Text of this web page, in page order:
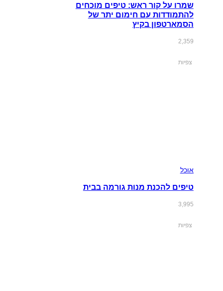
שמרו על קור ראש: טיפים מוכחים
להתמודדות עם חימום יתר של
הסמארטפון בקיץ
2,359
צפיות
אוכל
טיפים להכנת מנות גורמה בבית
3,995
צפיות